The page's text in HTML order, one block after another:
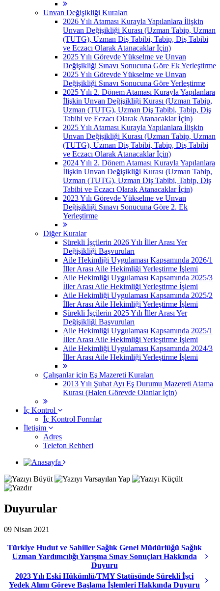
Unvan Değişikliği Kuraları
2026 Yılı Ataması Kurayla Yapılanlara İlişkin
Unvan Değişikliği Kurası (Uzman Tabip, Uzman
(TUTG), Uzman Diş Tabibi, Tabip, Diş Tabibi
ve Eczacı Olarak Atanacaklar İçin)
2025 Yılı Görevde Yükselme ve Unvan
Değişikliği Sınavı Sonucuna Göre Ek Yerleştirme
2025 Yılı Görevde Yükselme ve Unvan
Değişikliği Sınavı Sonucuna Göre Yerleştirme
2025 Yılı 2. Dönem Ataması Kurayla Yapılanlara
İlişkin Unvan Değişikliği Kurası (Uzman Tabip,
Uzman (TUTG), Uzman Diş Tabibi, Tabip, Diş
Tabibi ve Eczacı Olarak Atanacaklar İçin)
2025 Yılı Ataması Kurayla Yapılanlara İlişkin
Unvan Değişikliği Kurası (Uzman Tabip, Uzman
(TUTG), Uzman Diş Tabibi, Tabip, Diş Tabibi
ve Eczacı Olarak Atanacaklar İçin)
2024 Yılı 2. Dönem Ataması Kurayla Yapılanlara
İlişkin Unvan Değişikliği Kurası (Uzman Tabip,
Uzman (TUTG), Uzman Diş Tabibi, Tabip, Diş
Tabibi ve Eczacı Olarak Atanacaklar İçin)
2023 Yılı Görevde Yükselme ve Unvan
Değişikliği Sınavı Sonucuna Göre 2. Ek
Yerleştirme
Diğer Kuralar
Sürekli İşçilerin 2026 Yılı İller Arası Yer
Değişikliği Başvuruları
Aile Hekimliği Uygulaması Kapsamında 2026/1
İller Arası Aile Hekimliği Yerleştirme İşlemi
Aile Hekimliği Uygulaması Kapsamında 2025/3
İller Arası Aile Hekimliği Yerleştirme İşlemi
Aile Hekimliği Uygulaması Kapsamında 2025/2
İller Arası Aile Hekimliği Yerleştirme İşlemi
Sürekli İşçilerin 2025 Yılı İller Arası Yer
Değişikliği Başvuruları
Aile Hekimliği Uygulaması Kapsamında 2025/1
İller Arası Aile Hekimliği Yerleştirme İşlemi
Aile Hekimliği Uygulaması Kapsamında 2024/3
İller Arası Aile Hekimliği Yerleştirme İşlemi
Çalışanlar için Eş Mazereti Kuraları
2013 Yılı Şubat Ayı Eş Durumu Mazereti Atama
Kurası (Halen Görevde Olanlar İçin)
İç Kontrol
İç Kontrol Formlar
İletişim
Adres
Telefon Rehberi
Duyurular
09 Nisan 2021
Türkiye Hudut ve Sahiller Sağlık Genel Müdürlüğü Sağlık
Uzman Yardımcılığı Yarışma Sınav Sonuçları Hakkında
Duyuru
2023 Yılı Eski Hükümlü/TMY Statüsünde Sürekli İşçi
Yedek Alımı Göreve Başlama İşlemleri Hakkında Duyuru